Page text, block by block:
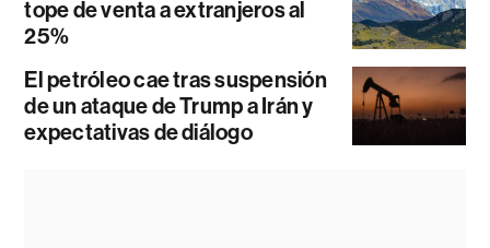
tope de venta a extranjeros al
25%
El petróleo cae tras suspensión
de un ataque de Trump a Irán y
expectativas de diálogo